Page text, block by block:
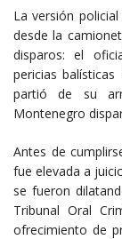
La versión
desde la
disparos: el
pericias
partió de su
Montenegro
Antes de
fue elevada a
se fueron
Tribunal Oral
ofrecimiento de